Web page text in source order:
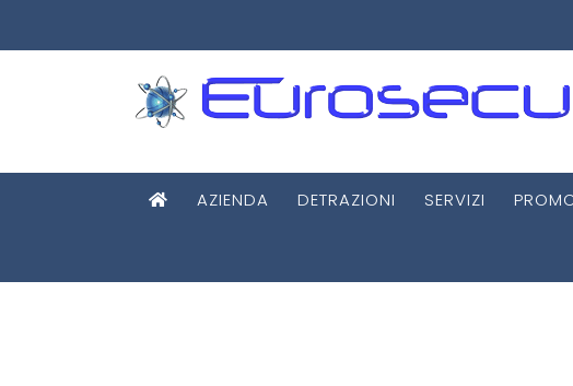
AZIENDA DETRAZIONI SERVIZI